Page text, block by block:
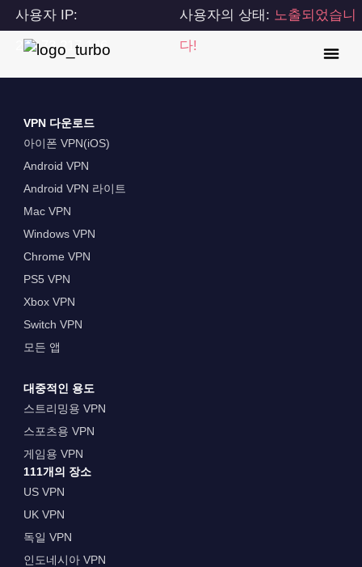
사용자 IP:
216.73.217.146
사용자의 상태: 노출되었습니
다!
VPN 다운로드
아이폰 VPN(iOS)
Android VPN
Android VPN 라이트
Mac VPN
Windows VPN
Chrome VPN
PS5 VPN
Xbox VPN
Switch VPN
모든 앱
대중적인 용도
스트리밍용 VPN
스포츠용 VPN
게임용 VPN
111개의 장소
US VPN
UK VPN
독일 VPN
인도네시아 VPN